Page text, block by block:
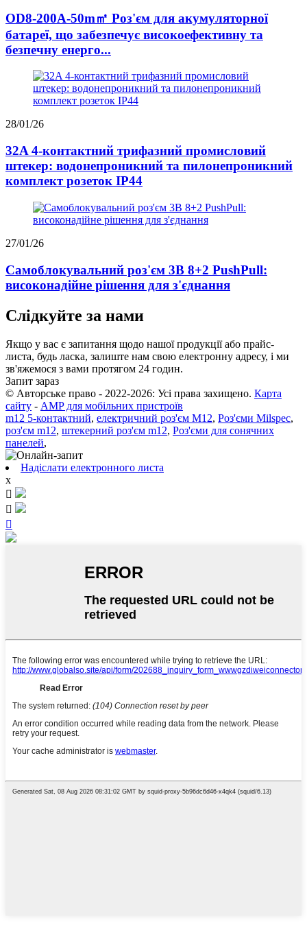
OD8-200A-50m㎡ Роз'єм для акумуляторної
батареї, що забезпечує високоефективну та
безпечну енерго...
28/01/26
32A 4-контактний трифазний промисловий
штекер: водонепроникний та пилонепроникний
комплект розеток IP44
27/01/26
Самоблокувальний роз'єм 3B 8+2 PushPull:
високонадійне рішення для з'єднання
Слідкуйте за нами
Якщо у вас є запитання щодо нашої продукції або прайс-
листа, будь ласка, залиште нам свою електронну адресу, і ми
зв'яжемося з вами протягом 24 годин.
Запит зараз
© Авторське право - 2022-2026: Усі права захищено. Карта
сайту - AMP для мобільних пристроїв
m12 5-контактний, електричний роз'єм M12, Роз'єми Milspec,
роз'єм m12, штекерний роз'єм m12, Роз'єми для сонячних
панелей,
Надіслати електронного листа
x


